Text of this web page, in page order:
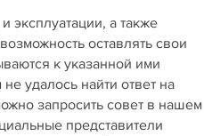
а также
оставлять свои
к указанной ими
удалось найти ответ на
запросить совет в нашем
представители